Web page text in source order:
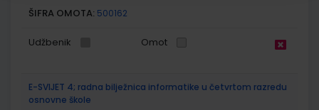
ŠIFRA OMOTA: 500162
Udžbenik Omot
E-SVIJET 4; radna bilježnica informatike u četvrtom razredu
osnovne škole